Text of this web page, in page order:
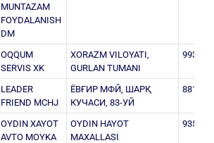
MUNTAZAM
FOYDALANISH
DM
OQQUM
SERVIS XK
XORAZM VILOYATI,
GURLAN TUMANI
LEADER
FRIEND MCHJ
ЁВҒИР МФЙ, ШАРҚ
КУЧАСИ, 83-УЙ
OYDIN XAYOT
AVTO MOYKA
OYDIN HAYOT
MAXALLASI